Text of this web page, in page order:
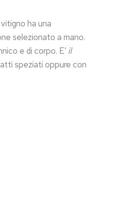
ha una
selezionato a mano.
e di corpo. E’ il
speziati oppure con